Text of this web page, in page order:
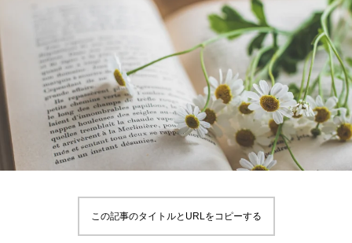
この記事のタイトルとURLをコピーする